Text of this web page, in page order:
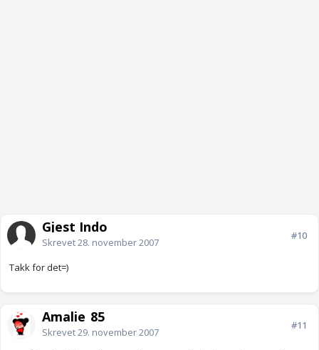
Gjest Indo
Skrevet28. november 2007
#10
Takk for det=)
Amalie_85
Skrevet29. november 2007
#11